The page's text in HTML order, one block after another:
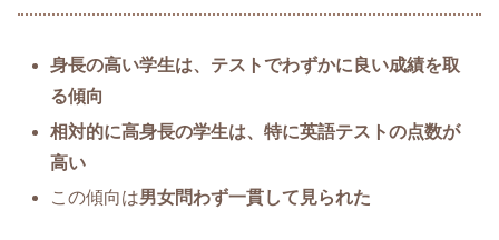
身長の高い学生は、テストでわずかに良い成績を取
る傾向
相対的に高身長の学生は、特に英語テストの点数が
高い
この傾向は男女問わず一貫して見られた